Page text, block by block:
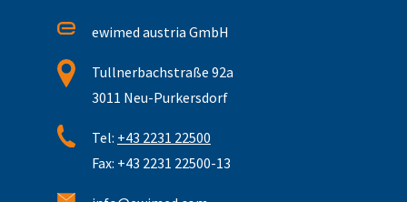
ewimed austria GmbH
Tullnerbachstraße 92a
3011 Neu-Purkersdorf
Tel: +43 2231 22500
Fax: +43 2231 22500-13